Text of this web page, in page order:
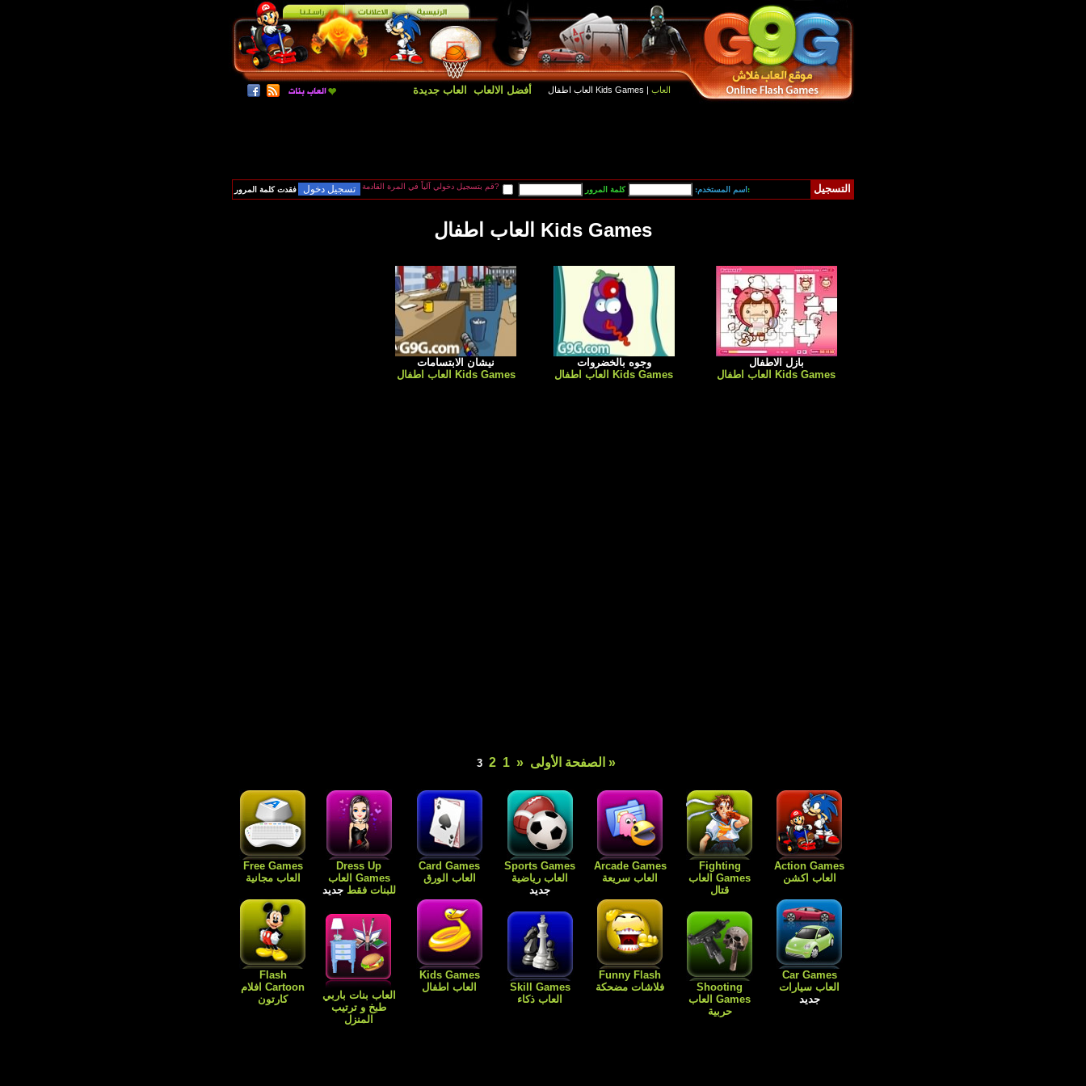
العاب | Kids Games العاب اطفال أفضل الالعاب العاب جديدة
فقدت كلمة المرور قم بتسجيل دخولي آلياً في المرة القادمة? اسم المستخدم: كلمة المرور: التسجيل
Kids Games العاب اطفال
بازل الاطفال
Kids Games العاب اطفال
وجوه بالخضروات
Kids Games العاب اطفال
نيشان الابتسامات
Kids Games العاب اطفال
« الصفحة الأولى «
1
2
3
Action Games
العاب اكشن
Car Games
العاب سيارات
جديد
Fighting
Games العاب
قتال
Shooting
Games العاب
حربية
Arcade Games
العاب سريعة
Funny Flash
فلاشات مضحكة
Sports Games
العاب رياضية
جديد
Skill Games
العاب ذكاء
Card Games
العاب الورق
Kids Games
العاب اطفال
Dress Up
Games العاب
للبنات فقط جديد
العاب بنات باربي
طبخ و ترتيب
المنزل
Free Games
العاب مجانية
Flash
Cartoon افلام
كارتون